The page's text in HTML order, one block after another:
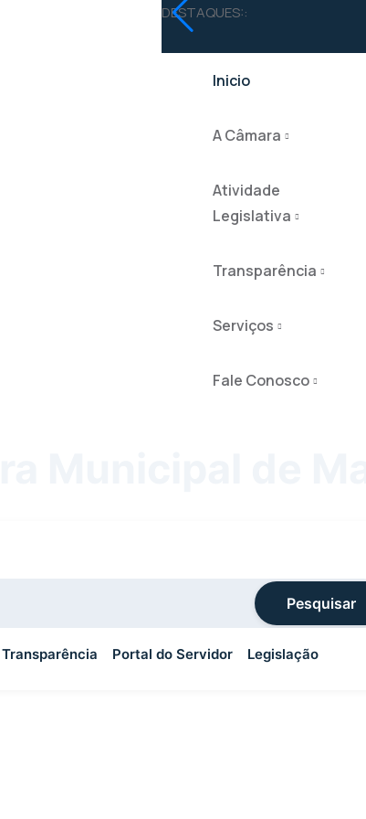
DESTAQUES::
Inicio
A Câmara
Atividade
Legislativa
Transparência
Serviços
Fale Conosco
Pesquisar
Transparência Portal do Servidor Legislação